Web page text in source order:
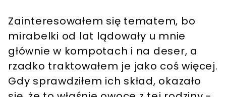
Zainteresowałem się tematem, bo
mirabelki od lat lądowały u mnie
głównie w kompotach i na deser, a
rzadko traktowałem je jako coś więcej.
Gdy sprawdziłem ich skład, okazało